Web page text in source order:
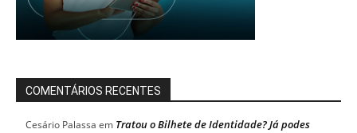
COMENTÁRIOS RECENTES
Cesário Palassa em Tratou o Bilhete de Identidade? Já podes